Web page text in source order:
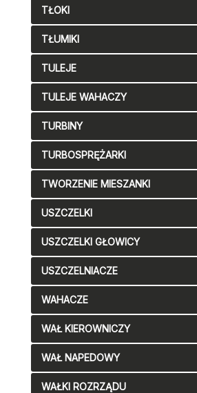
TŁOKI
TŁUMIKI
TULEJE
TULEJE WAHACZY
TURBINY
TURBOSPRĘŻARKI
TWORZENIE MIESZANKI
USZCZELKI
USZCZELKI GŁOWICY
USZCZELNIACZE
WAHACZE
WAŁ KIEROWNICZY
WAŁ NAPEDOWY
WAŁKI ROZRZĄDU